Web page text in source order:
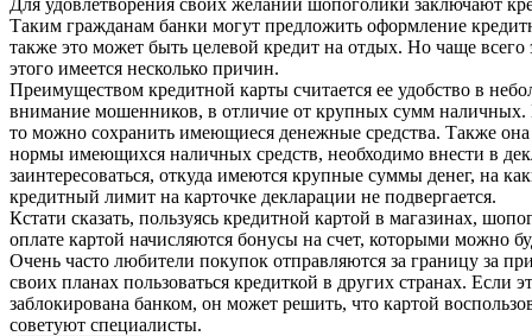
Таким гражданам банки могут предложить оформление
также это может быть целевой кредит на отдых. Но чаще
этого имеется несколько причин.
Преимуществом кредитной карты считается ее удобство в
внимание мошенников, в отличие от крупных сумм наличных.
то можно сохранить имеющиеся денежные средства. Также
нормы имеющихся наличных средств, необходимо внести в
заинтересоваться, откуда имеются крупные суммы денег, на
кредитный лимит на карточке декларации не подвергается.
Кстати сказать, пользуясь кредитной картой в магазинах,
оплате картой начисляются бонусы на счет, которыми можно
Очень часто любители покупок отправляются за границу за
своих планах пользоваться кредиткой в других странах. Если
заблокирована банком, он может решить, что картой
советуют специалисты.